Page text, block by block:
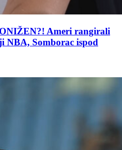
Ameri rangirali
NBA, Somborac ispod